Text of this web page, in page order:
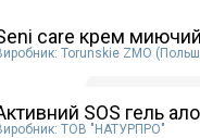
care крем
Torunskie ZMO
SOS гель
ТОВ "НАТУРПРО"